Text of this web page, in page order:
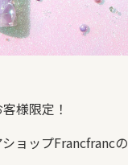
様限定！
ョップFrancfrancの